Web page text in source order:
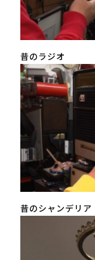
昔のラジオ
昔のシャンデリア